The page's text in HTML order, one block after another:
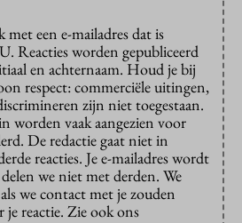
een e-mailadres dat is
Reacties worden gepubliceerd
en achternaam. Houd je bij
respect: commerciële uitingen,
zijn niet toegestaan.
worden vaak aangezien voor
De redactie gaat niet in
reacties. Je e-mailadres wordt
we niet met derden. We
we contact met je zouden
reactie. Zie ook ons